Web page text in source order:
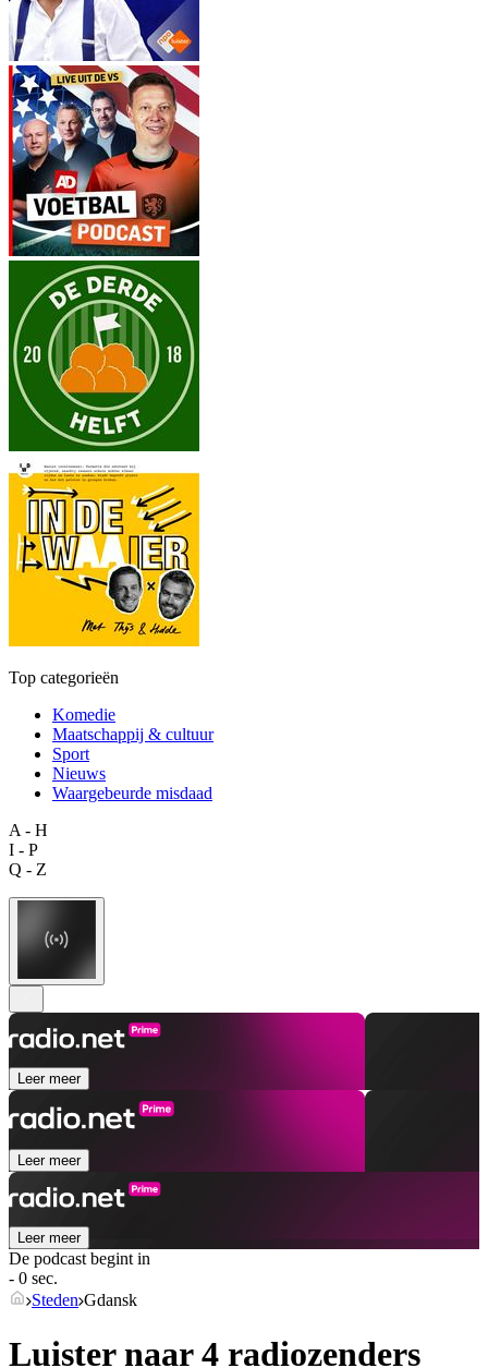
Top categorieën
Komedie
Maatschappij & cultuur
Sport
Nieuws
Waargebeurde misdaad
A - H
I - P
Q - Z
Leer meer
Leer meer
Leer meer
De podcast begint in
- 0 sec.
Steden Gdansk
Luister naar 4 radiozenders